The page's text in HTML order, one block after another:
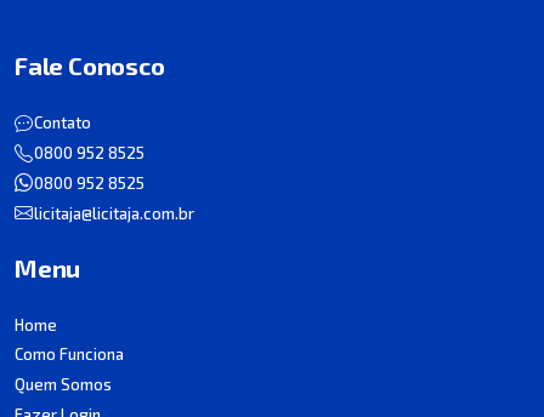
Fale Conosco
Contato
0800 952 8525
0800 952 8525
licitaja@licitaja.com.br
Menu
Home
Como Funciona
Quem Somos